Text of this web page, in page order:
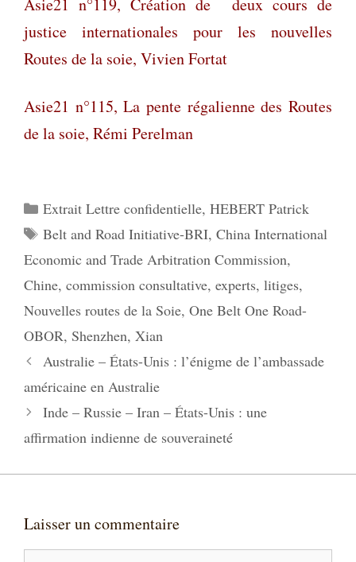
Asie21 n°119, Création de deux cours de
justice internationales pour les nouvelles
Routes de la soie, Vivien Fortat
Asie21 n°115,La pente régalienne des Routes
de la soie, Rémi Perelman
Catégories
Extrait Lettre confidentielle, HEBERT Patrick
Étiquettes
Belt and Road Initiative-BRI, China International
Economic and Trade Arbitration Commission,
Chine, commission consultative, experts, litiges,
Nouvelles routes de la Soie, One Belt One Road-
OBOR, Shenzhen, Xian
Australie – États-Unis : l’énigme de l’ambassade
américaine en Australie
Inde – Russie – Iran – États-Unis : une
affirmation indienne de souveraineté
Laisser un commentaire